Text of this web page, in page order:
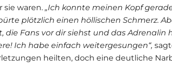
sie waren. „Ich konnte meinen Kopf
plötzlich einen höllischen Schmerz.
die Fans vor dir siehst und das Adrenalin
Ich habe einfach weitergesungen“,
heilten, doch eine deutliche